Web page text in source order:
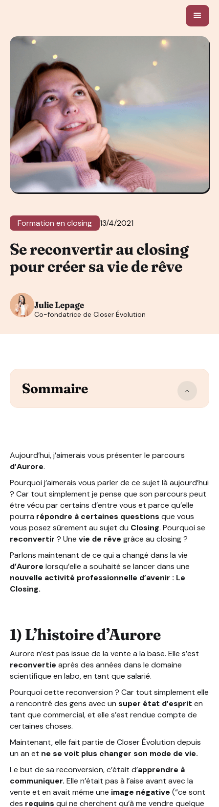
Formation en closing 13/4/2021
Se reconvertir au closing
pour créer sa vie de rêve
Julie Lepage
Co-fondatrice de Closer Évolution
Sommaire
Aujourd’hui, j’aimerais vous présenter le parcours
d’Aurore.
Pourquoi j’aimerais vous parler de ce sujet là aujourd’hui
? Car tout simplement je pense que son parcours peut
être vécu par certains d’entre vous et parce qu’elle
pourra répondre à certaines questions que vous
vous posez sûrement au sujet du Closing. Pourquoi se
reconvertir ? Une vie de rêve grâce au closing ?
Parlons maintenant de ce qui a changé dans la vie
d’Aurore lorsqu’elle a souhaité se lancer dans une
nouvelle activité professionnelle d’avenir : Le
Closing.
1) L’histoire d’Aurore
Aurore n’est pas issue de la vente a la base. Elle s’est
reconvertie après des années dans le domaine
scientifique en labo, en tant que salarié.
Pourquoi cette reconversion ? Car tout simplement elle
a rencontré des gens avec un super état d’esprit en
tant que commercial, et elle s’est rendue compte de
certaines choses.
Maintenant, elle fait partie de Closer Évolution depuis
un an et ne se voit plus changer son mode de vie.
Le but de sa reconversion, c’était d’apprendre à
communiquer. Elle n’était pas à l’aise avant avec la
vente et en avait même une image négative (“ce sont
des requins qui ne cherchent qu’à me vendre quelque